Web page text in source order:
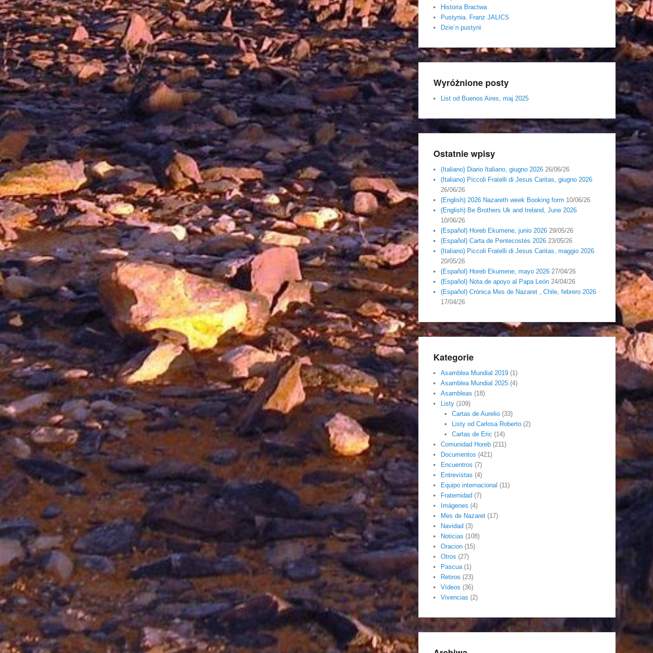
Historia Bractwa
Pustynia. Franz JALICS
Dzie´n pustyni
Wyróżnione posty
List od Buenos Aires, maj 2025
Ostatnie wpisy
(Italiano) Diario Italiano, giugno 2026 26/06/26
(Italiano) Piccoli Fratelli di Jesus Caritas, giugno 2026
26/06/26
(English) 2026 Nazareth week Booking form 10/06/26
(English) Be Brothers Uk and Ireland, June 2026
10/06/26
(Español) Horeb Ekumene, junio 2026 29/05/26
(Español) Carta de Pentecostés 2026 23/05/26
(Italiano) Piccoli Fratelli di Jesus Caritas, maggio 2026
20/05/26
(Español) Horeb Ekumene, mayo 2026 27/04/26
(Español) Nota de apoyo al Papa León 24/04/26
(Español) Crónica Mes de Nazaret , Chile, febrero 2026
17/04/26
Kategorie
Asamblea Mundial 2019 (1)
Asamblea Mundial 2025 (4)
Asambleas (18)
Listy (109)
Cartas de Aurelio(33)
Listy od Carlosa Roberto(2)
Cartas de Eric (14)
Comunidad Horeb (211)
Documentos (421)
Encuentros (7)
Entrevistas (4)
Equipo internacional (11)
Fraternidad (7)
Imágenes (4)
Mes de Nazaret (17)
Navidad (3)
Noticias (108)
Oracion (15)
Otros (27)
Pascua(1)
Retiros (23)
Vídeos (36)
Vivencias (2)